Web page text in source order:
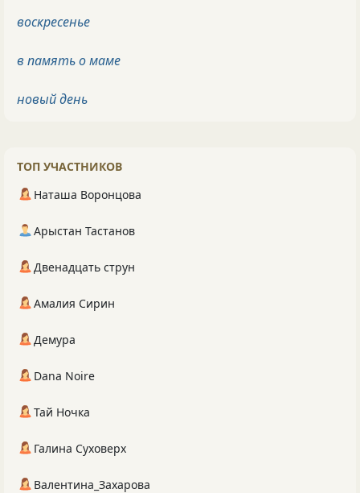
воскресенье
в память о маме
новый день
ТОП УЧАСТНИКОВ
Наташа Воронцова
Арыстан Тастанов
Двенадцать струн
Амалия Сирин
Демура
Dana Noire
Тай Ночка
Галина Суховерх
Валентина_Захарова